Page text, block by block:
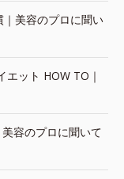
｜美容のプロに聞い
ット HOW TO｜
容のプロに聞いて